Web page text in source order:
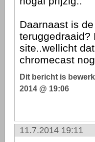
Daarnaast is
teruggedraaid?
site..wellicht
chromecast
Dit bericht is
2014 @ 19:06
11.7.2014 19:11